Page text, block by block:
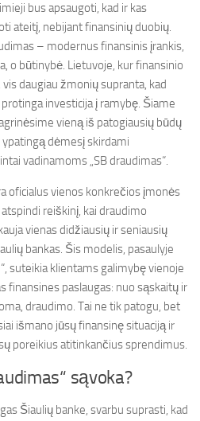
bus apsaugoti, kad ir kas
ateitį, nebijant finansinių duobių.
– modernus finansinis įrankis,
o būtinybė. Lietuvoje, kur finansinio
daugiau žmonių supranta, kad
investicija į ramybę. Šiame
vieną iš patogiausių būdų
dėmesį skirdami
vadinamoms „SB draudimas“.
oficialus vienos konkrečios įmonės
reiškinį, kai draudimo
vienas didžiausių ir seniausių
bankas. Šis modelis, pasaulyje
suteikia klientams galimybę vienoje
finansines paslaugas: nuo sąskaitų ir
draudimo. Tai ne tik patogu, bet
išmano jūsų finansinę situaciją ir
poreikius atitinkančius sprendimus.
sąvoka?
Šiaulių banke, svarbu suprasti, kad